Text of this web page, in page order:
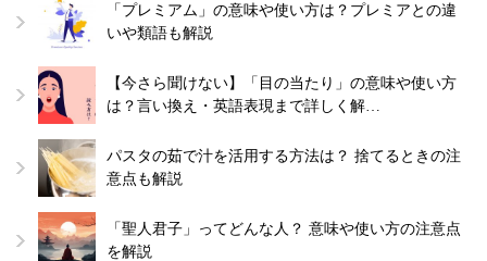
「プレミアム」の意味や使い方は？プレミアとの違
いや類語も解説
【今さら聞けない】「目の当たり」の意味や使い方
は？言い換え・英語表現まで詳しく解…
パスタの茹で汁を活用する方法は？ 捨てるときの注
意点も解説
「聖人君子」ってどんな人？ 意味や使い方の注意点
を解説